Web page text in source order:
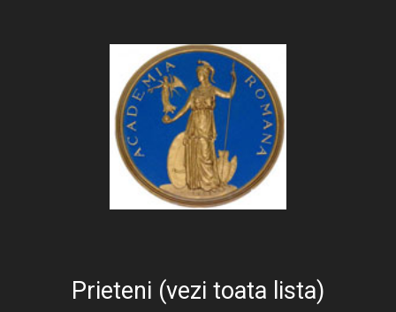
Prieteni (vezi toata lista)